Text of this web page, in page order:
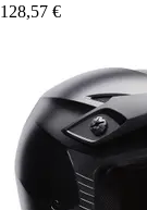
128,57 €